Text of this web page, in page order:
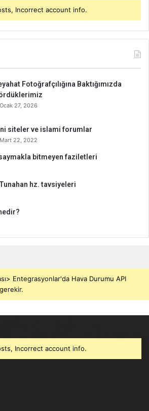
Incorrect account info.
Fotoğrafçılığına Baktığımızda
Ocak 27, 2026
siteler ve islami forumlar
Mart 22, 2022
bitmeyen faziletleri
hz. tavsiyeleri
Entegrasyonlar'da Hava Durumu API
Incorrect account info.